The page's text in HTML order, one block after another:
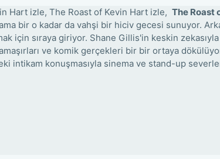
Hart izle, The Roast of Kevin Hart izle, The Roast
bir o kadar da vahşi bir hiciv gecesi sunuyor.
için sıraya giriyor. Shane Gillis'in keskin
ve komik gerçekleri bir bir ortaya
intikam konuşmasıyla sinema ve stand-up